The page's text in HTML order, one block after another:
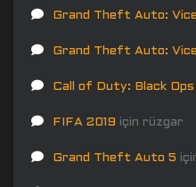
Grand Theft Auto:
Grand Theft Auto:
Call of Duty: Black Ops
FIFA 2019 için rüzgar
Grand Theft Auto 5